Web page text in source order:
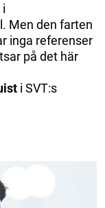
i
Men den farten
inga referenser
på det här
i SVT:s